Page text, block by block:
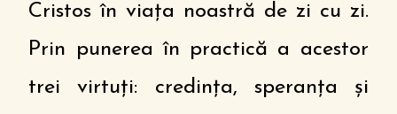
Cristos în viața noastră de zi cu zi.
Prin punerea în practică a acestor
trei virtuți: credința, speranța și